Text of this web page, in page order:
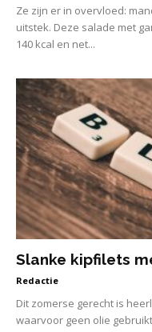
Ze zijn er in overvloed:
uitstek. Deze salade met
140 kcal en net...
Slanke kipfilets
Redactie
Dit zomerse gerecht is
waarvoor geen olie